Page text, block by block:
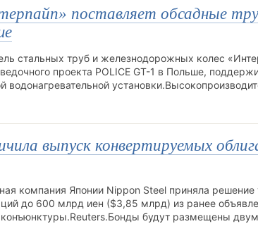
поставляет обсадные
стальных труб и железнодорожных колес
проекта POLICE GT-1 в Польше,
водонагревательной
выпуск конвертируемых
компания Японии Nippon Steel приняла
до 600 млрд иен ($3,85 млрд) из ранее
конъюнктуры.Reuters.Бонды будут размещены